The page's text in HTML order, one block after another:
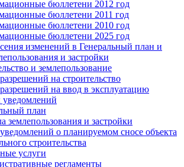
бюллетени 2012 год
бюллетени 2011 год
бюллетени 2010 год
бюллетени 2025 год
изменений в Генеральный план и
и застройки
и землепользование
на строительство
на ввод в эксплуатацию
план
землепользования и застройки
о планируемом сносе объекта
строительства
услуги
регламенты